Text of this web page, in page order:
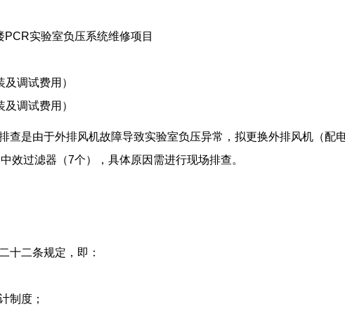
实验室负压系统维修项目
调试费用）
调试费用）
查是由于外排风机故障导致实验室负压异常，拟更换外排风机（配
效过滤器（7个），具体原因需进行现场排查。
十二条规定，即：
制度；